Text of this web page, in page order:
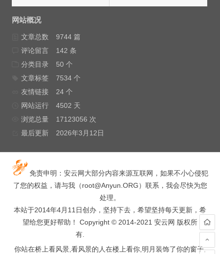
网站概况
文章总数
9744 篇
评论留言
142 条
分类目录
50 个
文章标签
7534 个
友情链接
24 个
网站运行
4502 天
浏览总量
17123056 次
最后更新
2026年3月12日
免责申明：安云网大部分内容来源互联网，如果不小心侵犯
了您的权益，请与我（root@Anyun.ORG）联系，我会尽快为您
处理。
本站于2014年4月11日创办，坚持下去，希望坚持每天更新，希
望给您更好帮助！ Copyright © 2014-2021 安云网 版权所
有.
你站在桥上看风景,看风景的人在楼上看你,明月装饰了你的窗子,